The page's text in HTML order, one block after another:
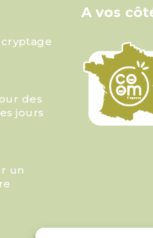
des
jours
un
A vos